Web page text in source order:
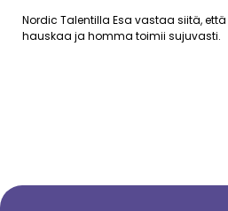
Nordic Talentilla Esa vastaa siitä,
hauskaa ja homma toimii sujuvasti.